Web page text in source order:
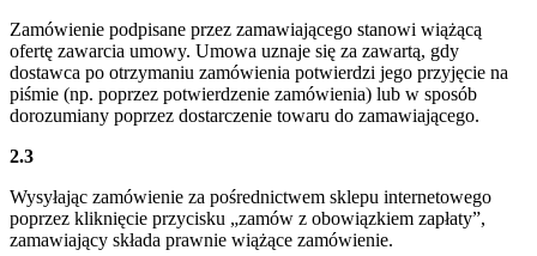
Zamówienie podpisane przez zamawiającego stanowi wiążącą
ofertę zawarcia umowy. Umowa uznaje się za zawartą, gdy
dostawca po otrzymaniu zamówienia potwierdzi jego przyjęcie na
piśmie (np. poprzez potwierdzenie zamówienia) lub w sposób
dorozumiany poprzez dostarczenie towaru do zamawiającego.
2.3
Wysyłając zamówienie za pośrednictwem sklepu internetowego
poprzez kliknięcie przycisku „zamów z obowiązkiem zapłaty”,
zamawiający składa prawnie wiążące zamówienie.